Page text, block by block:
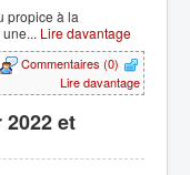
propice à la
Lire davantage
Commentaires (0)
Lire davantage
et